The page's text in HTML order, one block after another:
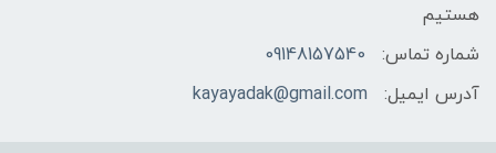
هستیم
شماره تماس:
09148157540
آدرس ایمیل:
kayayadak@gmail.com